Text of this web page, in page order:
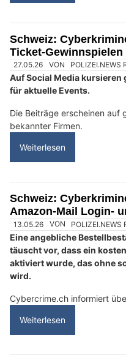
Schweiz:
Ticket-
27.05.26 VON POLIZEI.NEWS
Auf Social Media
für aktuelle Events.
Die Beiträge erscheinen auf
bekannter Firmen.
Weiterlesen
Schweiz:
Amazon-Mail Login-
13.05.26 VON POLIZEI.NEWS
Eine angebliche
täuscht vor, dass ein
aktiviert wurde, das ohne
wird.
Cybercrime.ch informiert
Weiterlesen